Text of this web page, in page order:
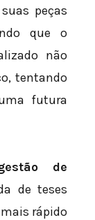
peças
que o
não
tentando
futura
de
de teses
rápido